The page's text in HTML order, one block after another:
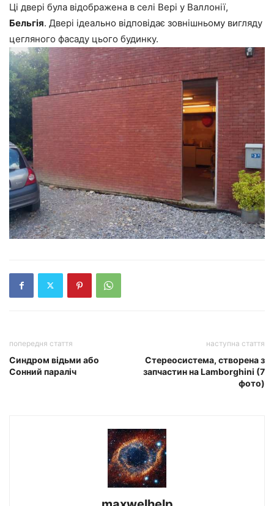
Ці двері була відображена в селі Вері у Валлонії,
Бельгія. Двері ідеально відповідає зовнішньому вигляду
цегляного фасаду цього будинку.
попередня стаття
Синдром відьми або
Сонний параліч
наступна стаття
Стереосистема, створена з
запчастин на Lamborghini (7
фото)